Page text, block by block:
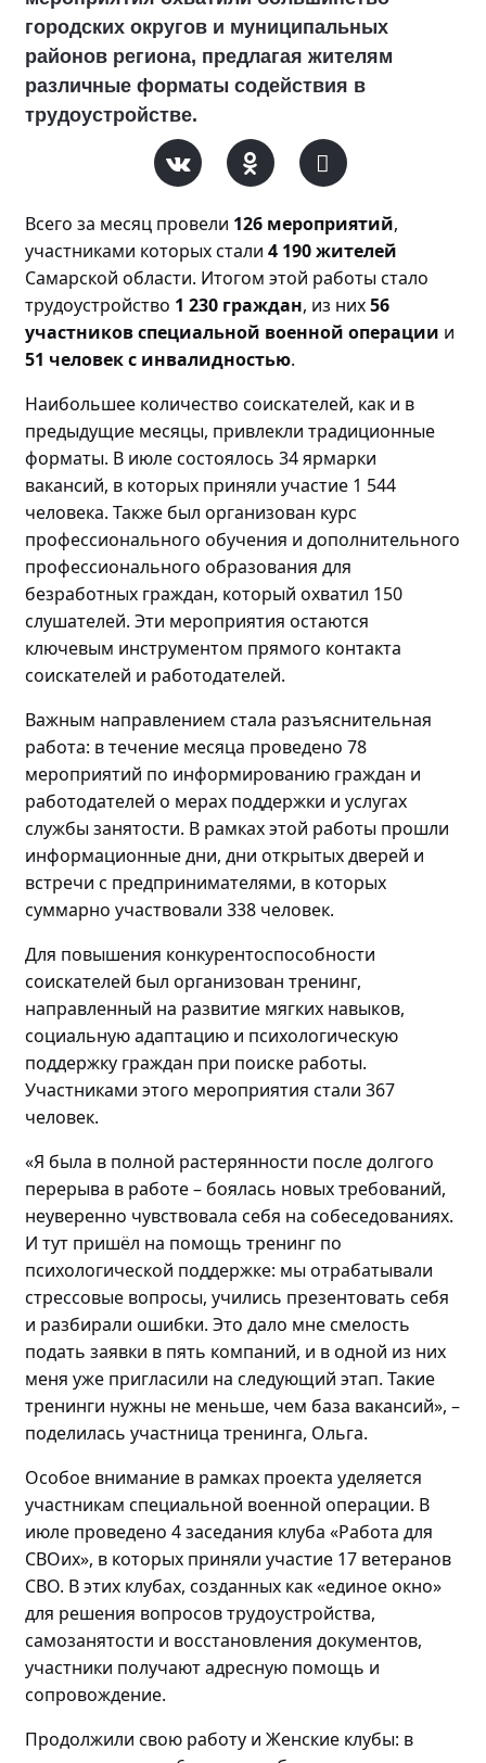
городских округов и муниципальных
районов региона, предлагая жителям
различные форматы содействия в
трудоустройстве.
Всего за месяц провели 126 мероприятий,
участниками которых стали 4 190 жителей
Самарской области. Итогом этой работы стало
трудоустройство 1 230 граждан, из них56
участников специальной военной операции и
51 человек с инвалидностью.
Наибольшее количество соискателей, как и в
предыдущие месяцы, привлекли традиционные
форматы. В июле состоялось 34 ярмарки
вакансий, в которых приняли участие 1 544
человека. Также был организован курс
профессионального обучения и дополнительного
профессионального образования для
безработных граждан, который охватил 150
слушателей. Эти мероприятия остаются
ключевым инструментом прямого контакта
соискателей и работодателей.
Важным направлением стала разъяснительная
работа: в течение месяца проведено 78
мероприятий по информированию граждан и
работодателей о мерах поддержки и услугах
службы занятости. В рамках этой работы прошли
информационные дни, дни открытых дверей и
встречи с предпринимателями, в которых
суммарно участвовали 338 человек.
Для повышения конкурентоспособности
соискателей был организован тренинг,
направленный на развитие мягких навыков,
социальную адаптацию и психологическую
поддержку граждан при поиске работы.
Участниками этого мероприятия стали 367
человек.
«Я была в полной растерянности после долгого
перерыва в работе – боялась новых требований,
неуверенно чувствовала себя на собеседованиях.
И тут пришёл на помощь тренинг по
психологической поддержке: мы отрабатывали
стрессовые вопросы, учились презентовать себя
и разбирали ошибки. Это дало мне смелость
подать заявки в пять компаний, и водной из них
меня уже пригласили на следующий этап. Такие
тренинги нужны не меньше, чем база вакансий», –
поделилась участница тренинга, Ольга.
Особое внимание в рамках проекта уделяется
участникам специальной военной операции. В
июле проведено 4 заседания клуба «Работа для
СВОих», в которых приняли участие 17 ветеранов
СВО. В этих клубах, созданных как «единое окно»
для решения вопросов трудоустройства,
самозанятости и восстановления документов,
участники получают адресную помощь и
сопровождение.
Продолжили свою работу и Женские клубы: в